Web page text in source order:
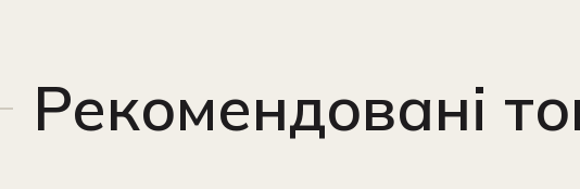
Рекомендовані